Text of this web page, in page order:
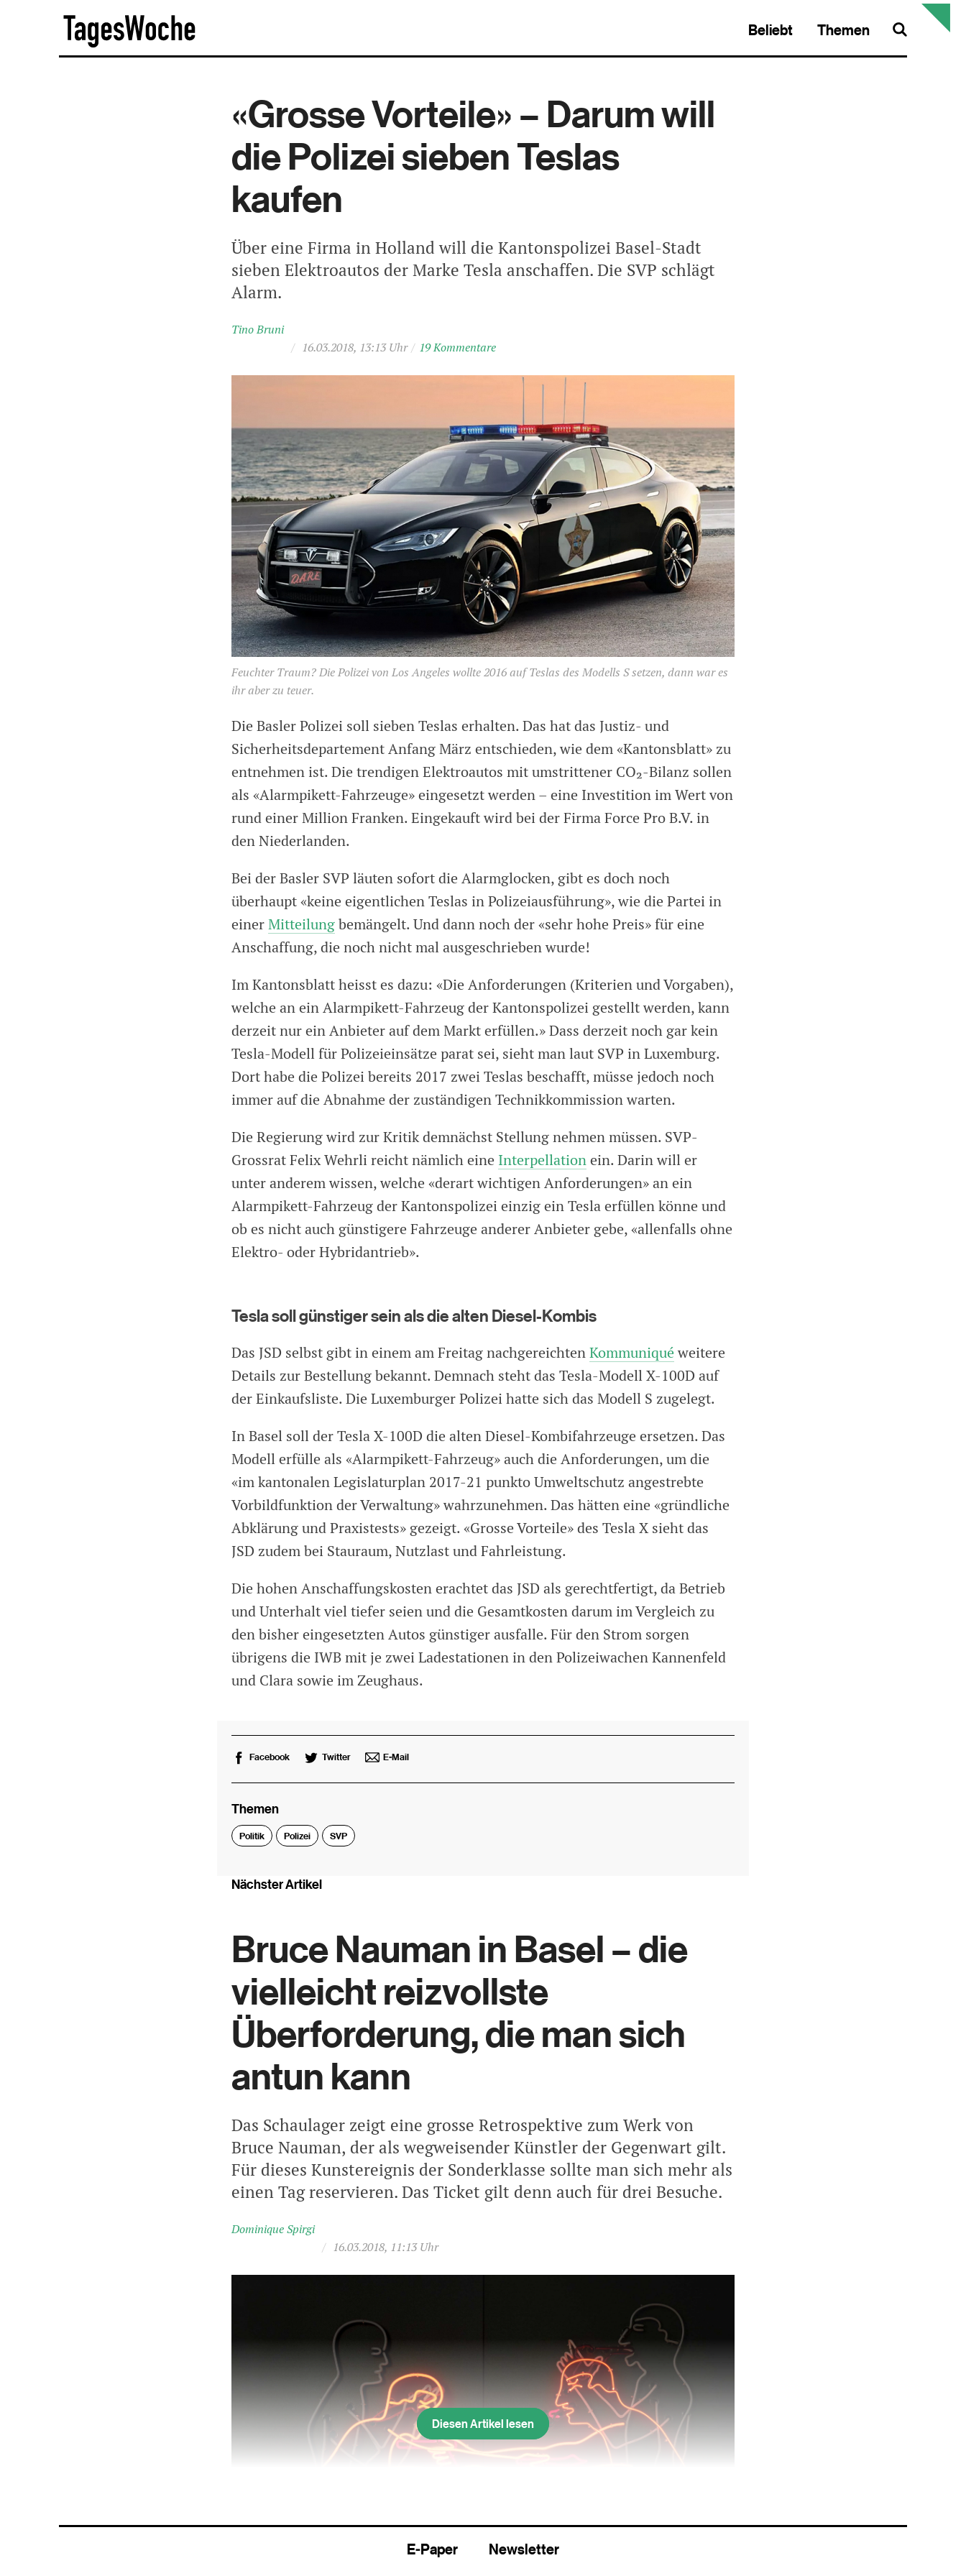
Beliebt Themen
«Grosse Vorteile» – Darum will
die Polizei sieben Teslas
kaufen
Über eine Firma in Holland will die Kantonspolizei Basel-Stadt
sieben Elektroautos der Marke Tesla anschaffen. Die SVP schlägt
Alarm.
Tino Bruni
/ 16.03.2018, 13:13 Uhr / 19 Kommentare
Feuchter Traum? Die Polizei von Los Angeles wollte 2016 auf Teslas des Modells S setzen, dann war es
ihr aber zu teuer.
Die Basler Polizei soll sieben Teslas erhalten. Das hat das Justiz- und
Sicherheitsdepartement Anfang März entschieden, wie dem «Kantonsblatt» zu
entnehmen ist. Die trendigen Elektroautos mit umstrittener CO₂-Bilanz sollen
als «Alarmpikett-Fahrzeuge» eingesetzt werden – eine Investition im Wert von
rund einer Million Franken. Eingekauft wird bei der Firma Force Pro B.V. in
den Niederlanden.
Bei der Basler SVP läuten sofort die Alarmglocken, gibt es doch noch
überhaupt «keine eigentlichen Teslas in Polizeiausführung», wie die Partei in
einerMitteilungbemängelt. Und dann noch der «sehr hohe Preis» für eine
Anschaffung, die noch nicht mal ausgeschrieben wurde!
Im Kantonsblatt heisst es dazu: «Die Anforderungen (Kriterien und Vorgaben),
welche an ein Alarmpikett-Fahrzeug der Kantonspolizei gestellt werden, kann
derzeit nur ein Anbieter auf dem Markt erfüllen.» Dass derzeit noch gar kein
Tesla-Modell für Polizeieinsätze parat sei, sieht man laut SVP in Luxemburg.
Dort habe die Polizei bereits 2017 zwei Teslas beschafft, müsse jedoch noch
immer auf die Abnahme der zuständigen Technikkommission warten.
Die Regierung wird zur Kritik demnächst Stellung nehmen müssen. SVP-
Grossrat Felix Wehrli reicht nämlich eine Interpellationein. Darin will er
unter anderem wissen, welche «derart wichtigen Anforderungen» an ein
Alarmpikett-Fahrzeug der Kantonspolizei einzig ein Tesla erfüllen könne und
ob es nicht auch günstigere Fahrzeuge anderer Anbieter gebe, «allenfalls ohne
Elektro- oder Hybridantrieb».
Tesla soll günstiger sein als die alten Diesel-Kombis
Das JSD selbst gibt in einem am Freitag nachgereichtenKommuniqué weitere
Details zur Bestellung bekannt. Demnach steht das Tesla-Modell X-100D auf
der Einkaufsliste. Die Luxemburger Polizei hatte sich das Modell S zugelegt.
In Basel soll der Tesla X-100D die alten Diesel-Kombifahrzeuge ersetzen. Das
Modell erfülle als «Alarmpikett-Fahrzeug» auch die Anforderungen, um die
«im kantonalen Legislaturplan 2017-21 punkto Umweltschutz angestrebte
Vorbildfunktion der Verwaltung» wahrzunehmen. Das hätten eine «gründliche
Abklärung und Praxistests» gezeigt. «Grosse Vorteile» des Tesla X sieht das
JSD zudem bei Stauraum, Nutzlast und Fahrleistung.
Die hohen Anschaffungskosten erachtet das JSD als gerechtfertigt, da Betrieb
und Unterhalt viel tiefer seien und die Gesamtkosten darum im Vergleich zu
den bisher eingesetzten Autos günstiger ausfalle. Für den Strom sorgen
übrigens die IWB mit je zwei Ladestationen in den Polizeiwachen Kannenfeld
und Clara sowie im Zeughaus.
Facebook Twitter E-Mail
Themen
Politik Polizei SVP
Nächster Artikel
Bruce Nauman in Basel – die
vielleicht reizvollste
Überforderung, die man sich
antun kann
Das Schaulager zeigt eine grosse Retrospektive zum Werk von
Bruce Nauman, der als wegweisender Künstler der Gegenwart gilt.
Für dieses Kunstereignis der Sonderklasse sollte man sich mehr als
einen Tag reservieren. Das Ticket gilt denn auch für drei Besuche.
Dominique Spirgi
/ 16.03.2018, 11:13 Uhr
Diesen Artikel lesen
E-Paper Newsletter